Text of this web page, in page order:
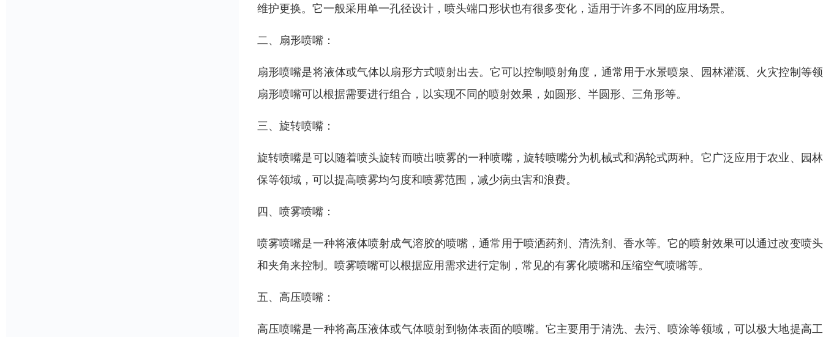
维护更换。它一般采用单一孔径设计，喷头端口形状也有很多变化，适用于许多不同的应用场景。
二、扇形喷嘴：
扇形喷嘴是将液体或气体以扇形方式喷射出去。它可以控制喷射角度，通常用于水景喷泉、园林灌溉、火灾控制等
扇形喷嘴可以根据需要进行组合，以实现不同的喷射效果，如圆形、半圆形、三角形等。
三、旋转喷嘴：
旋转喷嘴是可以随着喷头旋转而喷出喷雾的一种喷嘴，旋转喷嘴分为机械式和涡轮式两种。它广泛应用于农业、园
保等领域，可以提高喷雾均匀度和喷雾范围，减少病虫害和浪费。
四、喷雾喷嘴：
喷雾喷嘴是一种将液体喷射成气溶胶的喷嘴，通常用于喷洒药剂、清洗剂、香水等。它的喷射效果可以通过改变喷
和夹角来控制。喷雾喷嘴可以根据应用需求进行定制，常见的有雾化喷嘴和压缩空气喷嘴等。
五、高压喷嘴：
高压喷嘴是一种将高压液体或气体喷射到物体表面的喷嘴。它主要用于清洗、去污、喷涂等领域，可以极大地提高